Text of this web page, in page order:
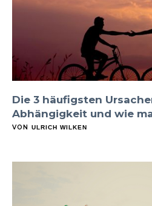
Die 3 häufigsten
Abhängigkeit und wie
VON ULRICH WILKEN